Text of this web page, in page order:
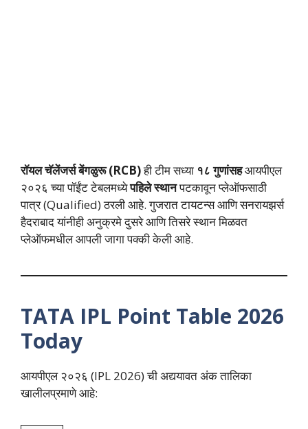
रॉयल चॅलेंजर्स बेंगळुरू (RCB)ही टीम सध्या १८ गुणांसहआयपीएल
२०२६ च्या पॉईंट टेबलमध्येपहिले स्थानपटकावून प्लेऑफसाठी
पात्र (Qualified) ठरली आहे. गुजरात टायटन्स आणि सनरायझर्स
हैदराबाद यांनीही अनुक्रमे दुसरे आणि तिसरे स्थान मिळवत
प्लेऑफमधील आपली जागा पक्की केली आहे.
TATA IPL Point Table 2026
Today
आयपीएल २०२६ (IPL 2026) ची अद्ययावत अंक तालिका
खालीलप्रमाणे आहे: